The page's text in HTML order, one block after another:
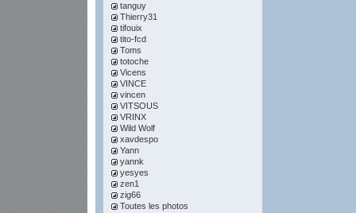
tanguy
Thierry31
tifouix
tito-fcd
Toms
totoche
Vicens
VINCE
vincen
VITSOUS
VRINX
Wild Wolf
xavdespo
Yann
yannk
yesyes
zen1
zig66
Toutes les photos